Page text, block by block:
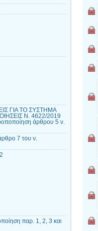
ΓΙΑ ΤΟ ΣΥΣΤΗΜΑ
Ν. 4622/2019
άρθρου 5 ν.
7 του ν.
παρ. 1, 2, 3 και